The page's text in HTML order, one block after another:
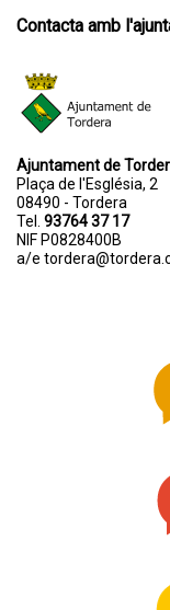
Contacta amb
Ajuntament de
Plaça de l'Església, 2
08490 - Tordera
Tel. 93764 37 17
NIF P0828400B
a/e